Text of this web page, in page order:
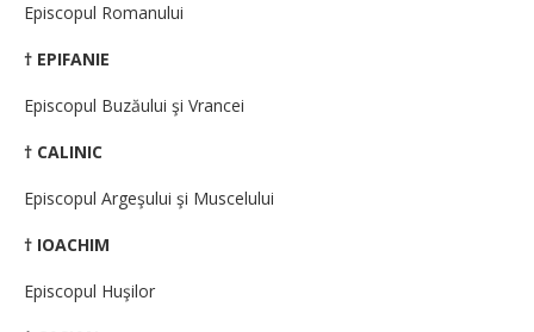
Episcopul Romanului
† EPIFANIE
Episcopul Buzăului şi Vrancei
† CALINIC
Episcopul Argeşului şi Muscelului
† IOACHIM
Episcopul Huşilor